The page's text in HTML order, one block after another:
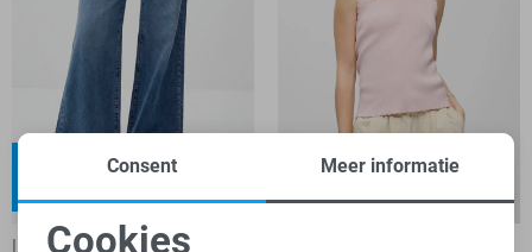
LTB Jeans
Consent Meer informatie
Cookies